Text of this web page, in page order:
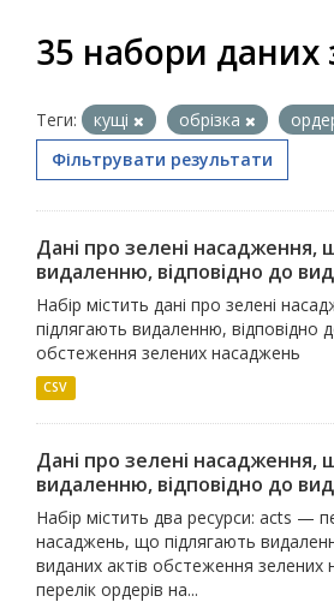
35 набори даних
Теги: кущі обрізка
Фільтрувати результати
Дані про зелені насадження,
видаленню, відповідно до
Набір містить дані про зелені
підлягають видаленню, відповідно
обстеження зелених насаджень
CSV
Дані про зелені насадження,
видаленню, відповідно до
Набір містить два ресурси: acts —
насаджень, що підлягають
виданих актів обстеження
перелік ордерів на...